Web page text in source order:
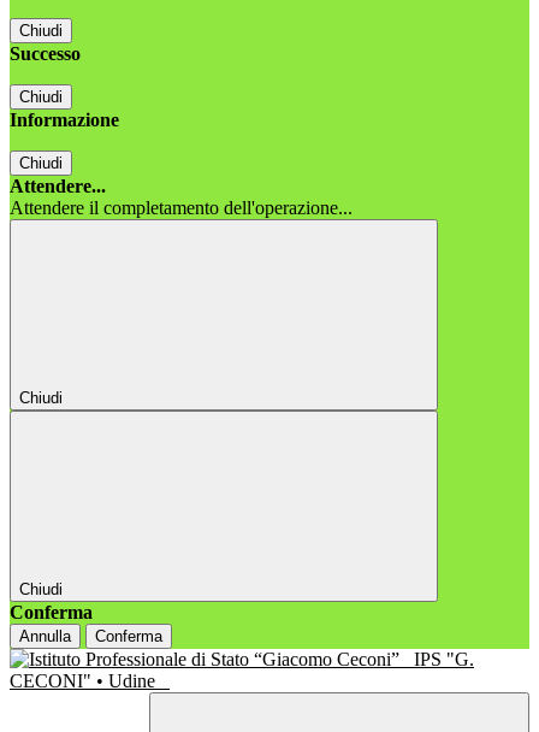
Chiudi
Successo
Chiudi
Informazione
Chiudi
Attendere...
Attendere il completamento dell'operazione...
Chiudi
Chiudi
Conferma
Annulla Conferma
IPS "G.
CECONI" • Udine